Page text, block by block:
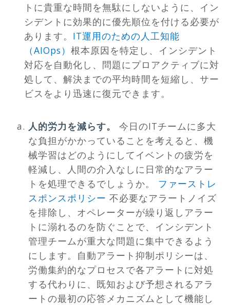
トに貴重な時間を無駄にしないように、イン
シデントに効果的に優先順位を付ける必要が
あります。 IT運用のための人工知能
（AIOps） 根本原因を特定し、インシデント
対応を自動化し、問題にプロアクティブに対
処して、解決までの平均時間を短縮し、サー
ビスをより迅速に復元できます。
人的労力を減らす。
今日のITチームに多大
な負担がかかっていることを考えると、機
械学習はどのようにしてイベントの疲労を
軽減し、人間の介入なしに日常的なアラー
トを処理できるでしょうか。 ファーストレ
スポンスポリシー 不必要なアラートノイズ
を排除し、オペレーターが繰り返しアラー
トに溺れるのを防ぐことで、インシデント
管理チームが重大な問題に集中できるよう
にします。自動アラート抑制ポリシーは、
労働集約的なプロセスで各アラートに対処
する代わりに、既知および予想されるアラ
ートの最初の応答メカニズムとして機能し